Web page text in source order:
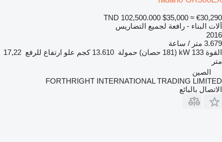
TND 102,500.000 $35,000 ≈ €30,290
آلات البناء - رافعة لجميع التضاريس
2016
3.679 متر / ساعة
القوة 133 kW (181 حصان) حمولة 13.610 كجم علو ارتفاع للرفع 17,22
متر
الصين
FORTHRIGHT INTERNATIONAL TRADING LIMITED
الاتصال بالبائع